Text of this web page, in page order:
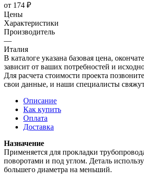
от 174 ₽
Цены
Характеристики
Производитель
—
Италия
В каталоге указана базовая цена,
зависит от ваших потребностей и
Для расчета стоимости проекта
свои данные, и наши специалисты
Описание
Как купить
Оплата
Доставка
Назначение
Применяется для прокладки
поворотами и под углом. Деталь
большего диаметра на меньший.